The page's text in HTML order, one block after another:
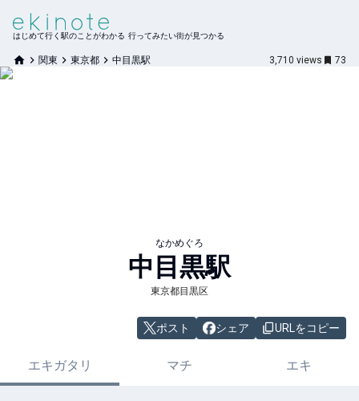
はじめて行く駅のことがわかる 行ってみたい街が見つかる
関東 東京都 中目黒駅 3,710 views 73
なかめぐろ
中目黒駅
東京都目黒区
ポスト シェア URLをコピー
エキガタリ マチ エキ